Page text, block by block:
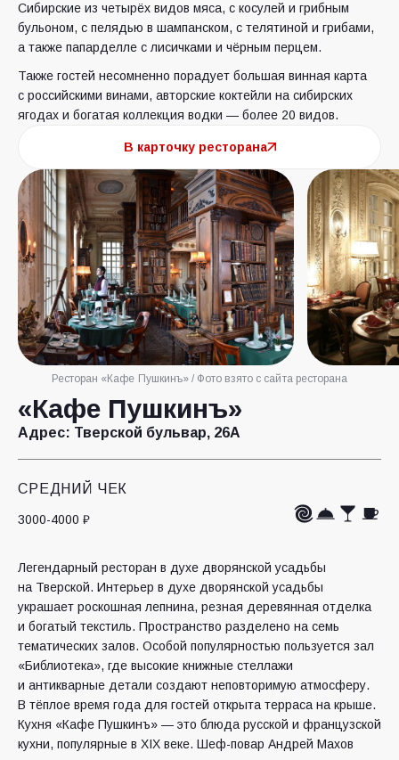
Сибирские из четырёх видов мяса, с косулей и грибным
бульоном, с пелядью в шампанском, с телятиной и грибами,
а также папарделле с лисичками и чёрным перцем.
Также гостей несомненно порадует большая винная карта
с российскими винами, авторские коктейли на сибирских
ягодах и богатая коллекция водки — более 20 видов.
В карточку ресторана
Ресторан «Кафе Пушкинъ» / Фото взято с сайта ресторана
«Кафе Пушкинъ»
Адрес: Тверской бульвар, 26А
СРЕДНИЙ ЧЕК
3000-4000 ₽
Легендарный ресторан в духе дворянской усадьбы
на Тверской. Интерьер в духе дворянской усадьбы
украшает роскошная лепнина, резная деревянная отделка
и богатый текстиль. Пространство разделено на семь
тематических залов. Особой популярностью пользуется зал
«Библиотека», где высокие книжные стеллажи
и антикварные детали создают неповторимую атмосферу.
В тёплое время года для гостей открыта терраса на крыше.
Кухня «Кафе Пушкинъ» — это блюда русской и французской
кухни, популярные в XIX веке. Шеф-повар Андрей Махов